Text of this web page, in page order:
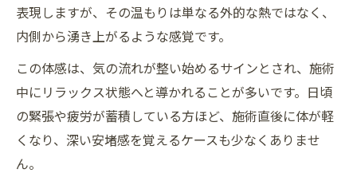
疲れやすい方におすすめの気功施術法
気功のお手当てが疲労回復に役立つ秘密
優しい気功が日常の不調を軽減する理由
気功を活用したリフレッシュの方法
手当気功を通じた安心感あふれる施術を解説
手当気功が生むやさしい安心感の特徴
表現しますが、その温もりは単なる外的な熱ではなく、
内側から湧き上がるような感覚です。
この体感は、気の流れが整い始めるサインとされ、施術
中にリラックス状態へと導かれることが多いです。日頃
の緊張や疲労が蓄積している方ほど、施術直後に体が軽
くなり、深い安堵感を覚えるケースも少なくありませ
ん。